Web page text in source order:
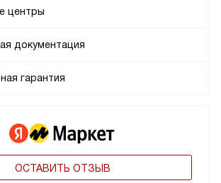
центры
документация
гарантия
ОСТАВИТЬ ОТЗЫВ